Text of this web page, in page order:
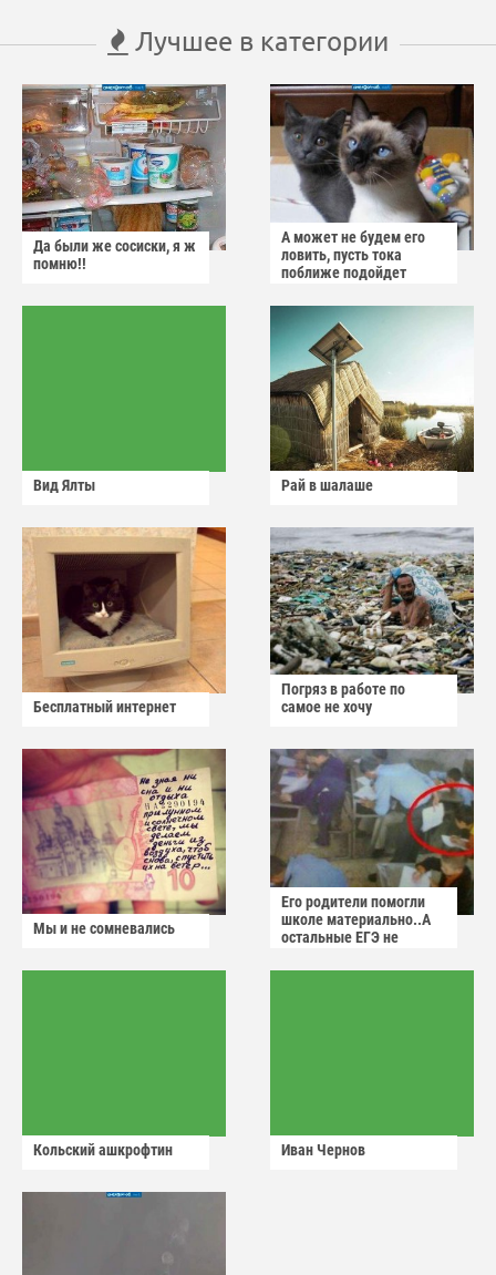
Лучшее в категории
Да были же сосиски, я ж
помню!!
А может не будем его
ловить, пусть тока
поближе подойдет
Вид Ялты Рай в шалаше
Бесплатный интернет
Погряз в работе по
самое не хочу
Мы и не сомневались
Его родители помогли
школе материально..А
остальные ЕГЭ не
Кольский ашкрофтин Иван Чернов